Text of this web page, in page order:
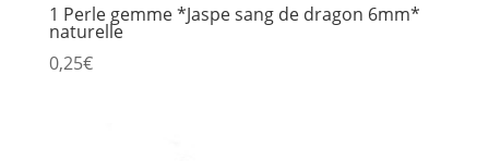
1 Perle gemme *Jaspe sang de dragon 6mm*
naturelle
0,25€